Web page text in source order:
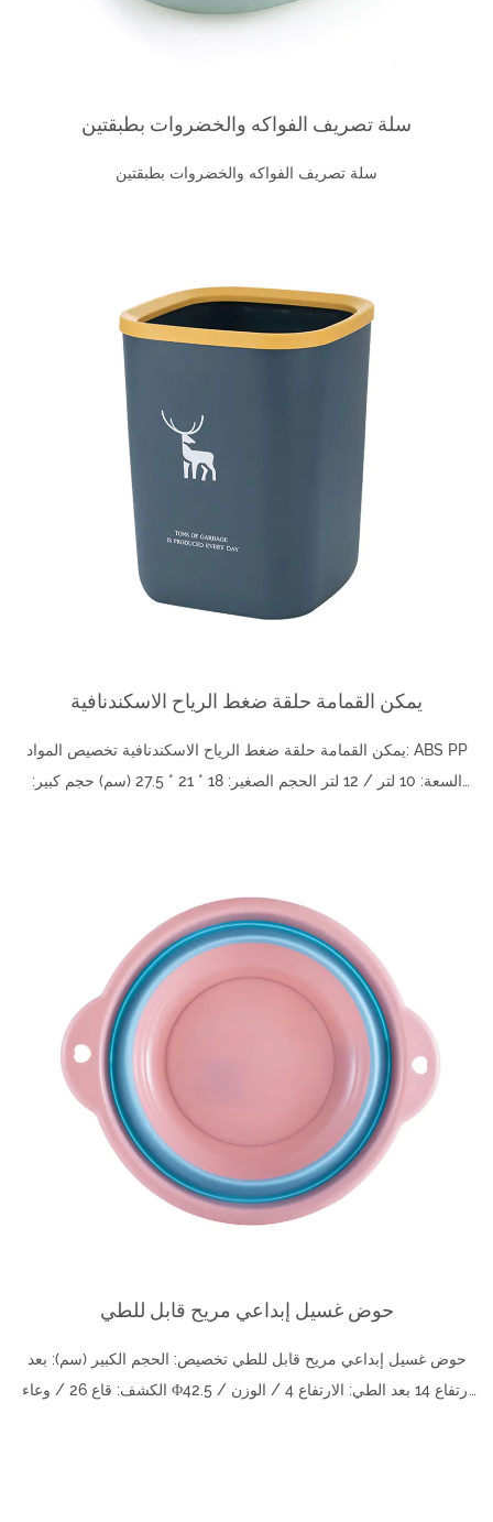
سلة تصريف الفواكه والخضروات بطبقتين
سلة تصريف الفواكه والخضروات بطبقتين
يمكن القمامة حلقة ضغط الرياح الاسكندنافية
يمكن القمامة حلقة ضغط الرياح الاسكندنافية تخصيص المواد: ABS PP
السعة: 10 لتر / 12 لتر الحجم الصغير: 18 * 21 * 27.5 (سم) حجم كبير:
حوض غسيل إبداعي مريح قابل للطي
حوض غسيل إبداعي مريح قابل للطي تخصيص: الحجم الكبير (سم): بعد
الكشف: قاع 26 / وعاء Φ42.5 / ارتفاع 14 بعد الطي: الارتفاع 4 / الوزن